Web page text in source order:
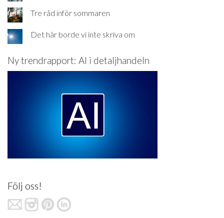
Tre råd inför sommaren
Det här borde vi inte skriva om
Ny trendrapport: AI i detaljhandeln
Följ oss!